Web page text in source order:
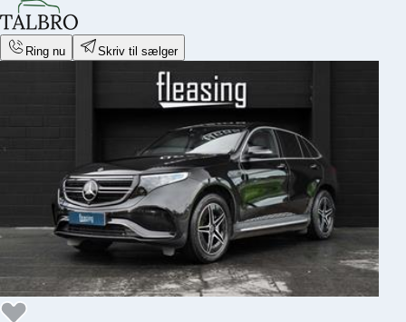
Ring nu Skriv til sælger